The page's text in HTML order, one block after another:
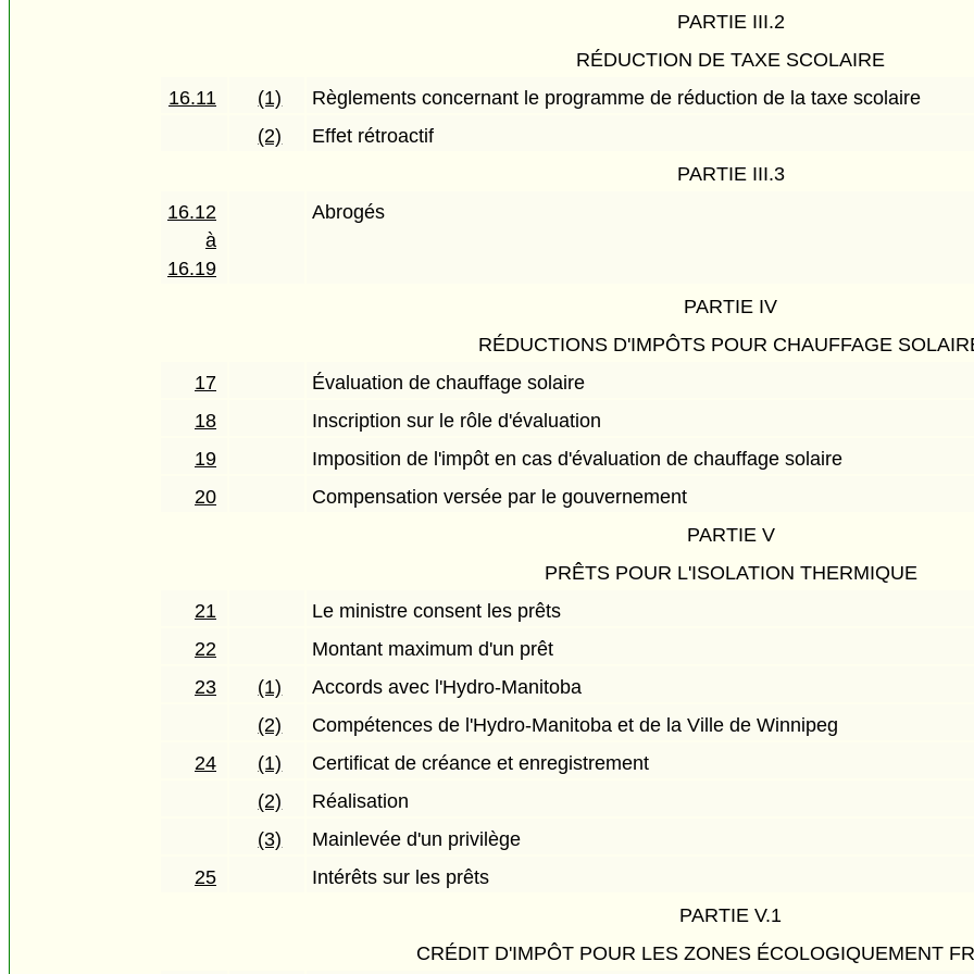
PARTIE III.2
RÉDUCTION DE TAXE SCOLAIRE
16.11
(1)
Règlements concernant le programme de réduction de la taxe scolaire
(2)
Effet rétroactif
PARTIE III.3
16.12
à
16.19
Abrogés
PARTIE IV
RÉDUCTIONS D'IMPÔTS POUR CHAUFFAGE
17
Évaluation de chauffage solaire
18
Inscription sur le rôle d'évaluation
19
Imposition de l'impôt en cas d'évaluation de chauffage solaire
20
Compensation versée par le gouvernement
PARTIE V
PRÊTS POUR L'ISOLATION THERMIQUE
21
Le ministre consent les prêts
22
Montant maximum d'un prêt
23
(1)
Accords avec l'Hydro-Manitoba
(2)
Compétences de l'Hydro-Manitoba et de la Ville de Winnipeg
24
(1)
Certificat de créance et enregistrement
(2)
Réalisation
(3)
Mainlevée d'un privilège
25
Intérêts sur les prêts
PARTIE V.1
CRÉDIT D'IMPÔT POUR LES ZONES ÉCOLOGIQUEMENT